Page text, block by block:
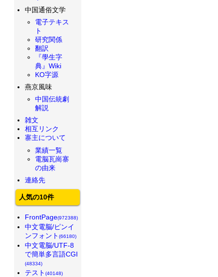
中国通俗文学
電子テキス
ト
研究関係
翻訳
『學生字
典』Wiki
KO字源
燕京風味
中国伝統劇
解説
雑文
相互リンク
寨主について
業績一覧
電脳瓦崗寨
の由来
連絡先
人気の10件
FrontPage(972388)
中文電脳/ピンイ
ンフォント (66180)
中文電脳/UTF-8
で簡単多言語CGI
(48334)
テスト (40148)